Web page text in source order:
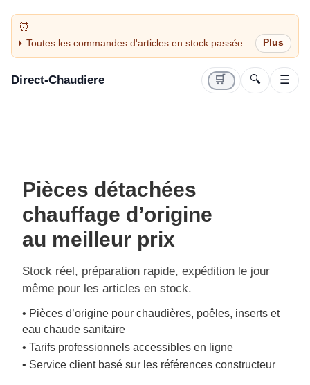
Toutes les commandes d'articles en stock passées
avant 14H sont expédiées le jour même (jours
Direct-Chaudiere 🛒 🔍 ☰
Pièces détachées
chauffage d’origine
au meilleur prix
Stock réel, préparation rapide, expédition le jour
même pour les articles en stock.
• Pièces d’origine pour chaudières, poêles, inserts et
eau chaude sanitaire
• Tarifs professionnels accessibles en ligne
• Service client basé sur les références constructeur